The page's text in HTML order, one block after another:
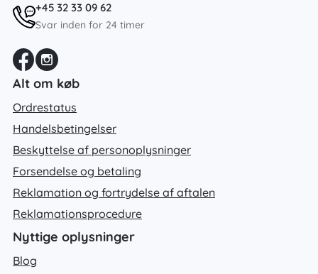
+45 32 33 09 62
Svar inden for 24 timer
Alt om køb
Ordrestatus
Handelsbetingelser
Beskyttelse af personoplysninger
Forsendelse og betaling
Reklamation og fortrydelse af aftalen
Reklamationsprocedure
Nyttige oplysninger
Blog